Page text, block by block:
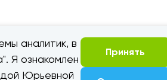
аналитик, в
Я ознакомлен
Юрьевной
Принять